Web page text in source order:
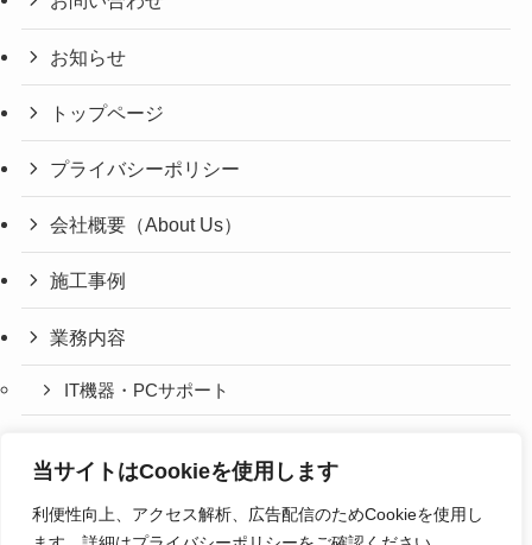
当サイトはCookieを使用します
利便性向上、アクセス解析、広告配信のためCookieを使用し
お知らせ
トップページ
プライバシーポリシー
会社概要（About Us）
施工事例
業務内容
IT機器・PCサポート
同意設定を開く